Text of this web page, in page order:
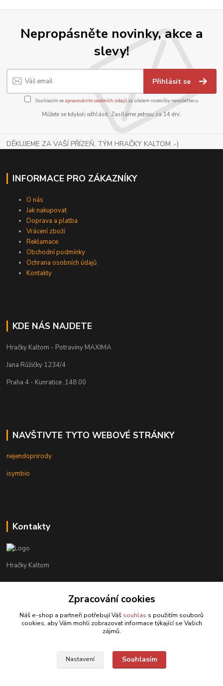
Nepropásněte novinky, akce a
slevy!
Přihlásit se
Souhlasím se zpracováním osobních údajůza účelem rozesílky newsletteru.
Můžete se kdykoli odhlásit. Zasíláme jednou za 14 dní.
DĚKUJEME ZA VAŠÍ PŘÍZEŇ, TÝM HRAČKY KALTOM .-)
INFORMACE PRO ZÁKAZNÍKY
O nás
Jak nakupovat
Doprava a platba
Vrácení zboží
Reklamace
Obchodní podmínky
Ochrana osobních údajů
Kontakty
KDE NÁS NAJDETE
Hračky Kaltom - Potraviny MAXIMA
Jana Růžičky 1234/4
Praha 4 - Kunratice ,148 00
NAVŠTIVTE TYTO WEBOVÉ STRÁNKY
nejendoprirody
isymbio
Kontakty
Hračky Kaltom
+420 777 538 008
hrackykaltom@gmail.com
Zpracování cookies
Náš e-shop a partneři potřebují Váš souhlas s použitím souborů
cookies, aby Vám mohli zobrazovat informace týkající se Vašich
zájmů.
Nastavení Souhlasím